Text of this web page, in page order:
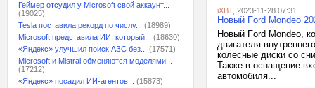
Геймер отсудил у Microsoft свой аккаунт...
(19025)
Tesla поставила рекорд по числу...
(18989)
Microsoft представила ИИ, который...
(18630)
«Яндекс» улучшил поиск АЗС без...
(17571)
Microsoft и Mistral обменяются моделями...
(17212)
«Яндекс» посадил ИИ-агентов...
(15873)
iXBT, 2023-11-28 07:31
Новый Ford Mondeo
Новый Ford Mondeo,
двигателя
колесные диски со
Также в оснащение
автомобиля...